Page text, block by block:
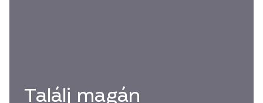
Találj magán